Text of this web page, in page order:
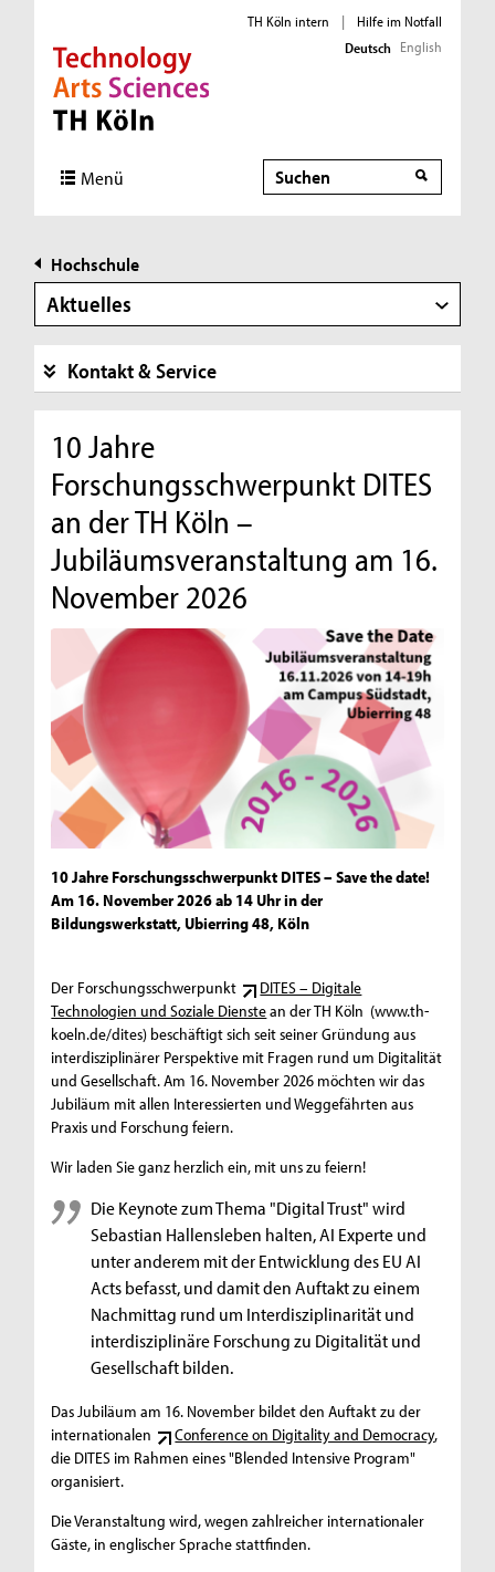
Direkt zur Hauptnavigation
Direkt zur Subnavigation
Direkt zum Inhalt
Direkt zum Fußbereich
TH Köln intern |
Hilfe im Notfall
Deutsch English
Menü Suche
Hochschule
Aktuelles
Kontakt & Service
10 Jahre
Forschungsschwerpunkt DITES
an der TH Köln –
Jubiläumsveranstaltung am 16.
November 2026
10 Jahre Forschungsschwerpunkt DITES – Save the date!
Am 16. November 2026 ab 14 Uhr in der
Bildungswerkstatt, Ubierring 48, Köln
Der Forschungsschwerpunkt
DITES – Digitale
Technologien und Soziale Dienstean der TH Köln (www.th-
koeln.de/dites) beschäftigt sich seit seiner Gründung aus
interdisziplinärer Perspektive mit Fragen rund um Digitalität
und Gesellschaft. Am 16. November 2026 möchten wir das
Jubiläum mit allen Interessierten und Weggefährten aus
Praxis und Forschung feiern.
Wir laden Sie ganz herzlich ein, mit uns zu feiern!
Die Keynote zum Thema "Digital Trust" wird
Sebastian Hallensleben halten, AI Experte und
unter anderem mit der Entwicklung des EU AI
Acts befasst, und damit den Auftakt zu einem
Nachmittag rund um Interdisziplinarität und
interdisziplinäre Forschung zu Digitalität und
Gesellschaft bilden.
Das Jubiläum am 16. November bildet den Auftakt zu der
internationalen
Conference on Digitality and Democracy,
die DITES im Rahmen eines "Blended Intensive Program"
organisiert.
Die Veranstaltung wird, wegen zahlreicher internationaler
Gäste, in englischer Sprache stattfinden.